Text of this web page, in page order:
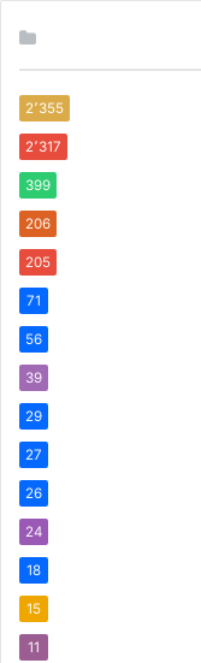
2٬355
2٬317
399
206
205
71
56
39
29
27
26
24
18
15
11